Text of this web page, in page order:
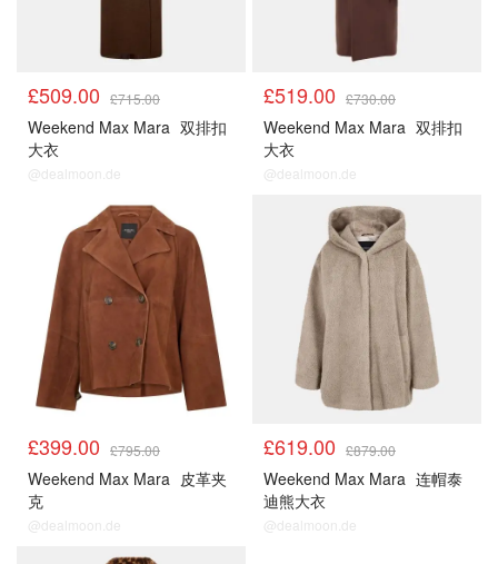
£509.00 £715.00
Weekend Max Mara 双排扣
大衣
@dealmoon.de
£519.00 £730.00
Weekend Max Mara 双排扣
大衣
@dealmoon.de
£399.00 £795.00
Weekend Max Mara 皮革夹
克
@dealmoon.de
£619.00 £879.00
Weekend Max Mara 连帽泰
迪熊大衣
@dealmoon.de